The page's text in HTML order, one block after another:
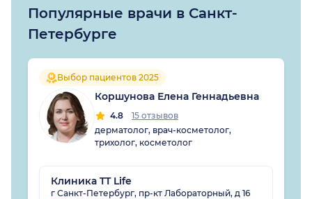
Популярные врачи в Санкт-
Петербурге
Выбор пациентов 2025
Коршунова Елена Геннадьевна
4.8
15 отзывов
дерматолог, врач-косметолог,
трихолог, косметолог
Клиника TT Life
г Санкт-Петербург, пр-кт Лабораторный, д 16